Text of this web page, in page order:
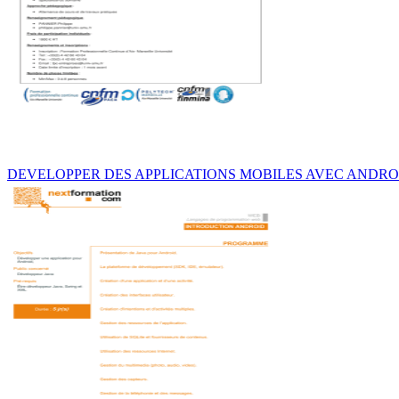
DEVELOPPER DES APPLICATIONS MOBILES AVEC